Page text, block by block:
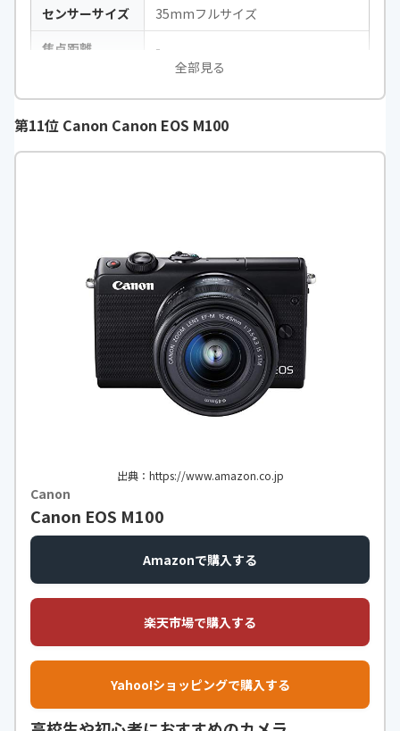
センサーサイズ
35mmフルサイズ
焦点距離
-
ズーム倍率
タッチパネル
○
記録媒体
SD／SDHC／SDXC
JPEG、RAW
シャッタースピ
1/4000秒～30秒
○
静止画撮影時: ISO 100 - 51200 (拡
AUTO (ISO 100 - 12800、上限/下限
AUTO (ISO 100 - 12800相当、上限/
下限設定可能)
-
連写速度
最高約10コマ/秒
無線接続機能
Wi‑Fi、Bluetooth
全部見る
第11位 Canon Canon EOS M100
出典：https://www.amazon.co.jp
Canon
Canon EOS M100
Amazonで購入する
楽天市場で購入する
Yahoo!ショッピングで購入する